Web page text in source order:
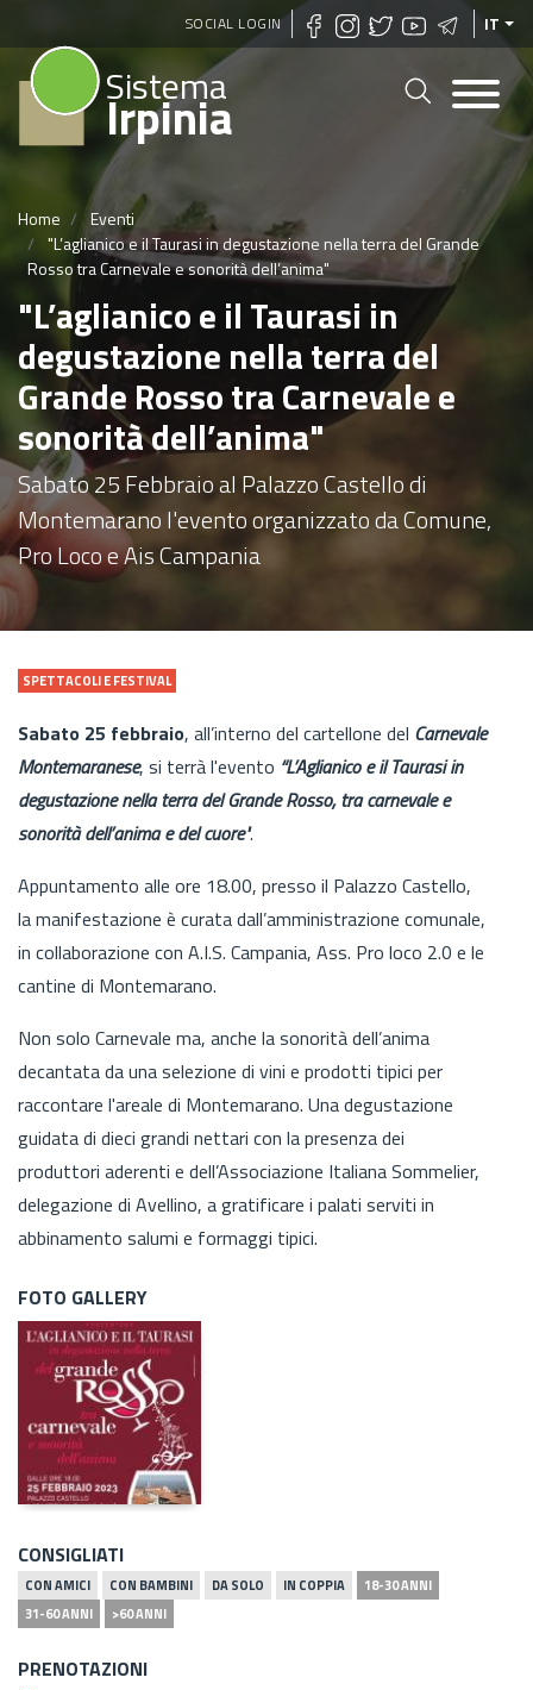
Salta
al
SOCIAL LOGIN IT
Sistema
Irpinia
Home
Eventi
"L’aglianico e il Taurasi in degustazione nella terra del Grande
Rosso tra Carnevale e sonorità dell’anima"
"L’aglianico e il Taurasi in
degustazione nella terra del
Grande Rosso tra Carnevale e
sonorità dell’anima"
Sabato 25 Febbraio al Palazzo Castello di
Montemarano l'evento organizzato da Comune,
Pro Loco e Ais Campania
SPETTACOLI E FESTIVAL
Sabato 25 febbraio, all’interno del cartellone del Carnevale
Montemaranese, si terrà l'evento “L’Aglianico e il Taurasi in
degustazione nella terra del Grande Rosso, tra carnevale e
sonorità dell’anima e del cuore".
Appuntamento alle ore 18.00, presso il Palazzo Castello,
la manifestazione è curata dall’amministrazione comunale,
in collaborazione con A.I.S. Campania, Ass. Pro loco 2.0 e le
cantine di Montemarano.
Non solo Carnevale ma, anche la sonorità dell’anima
decantata da una selezione di vini e prodotti tipici per
raccontare l'areale di Montemarano. Una degustazione
guidata di dieci grandi nettari con la presenza dei
produttori aderenti e dell’Associazione Italiana Sommelier,
delegazione di Avellino, a gratificare i palati serviti in
abbinamento salumi e formaggi tipici.
FOTO GALLERY
CONSIGLIATI
CON AMICI CON BAMBINI DA SOLO IN COPPIA
18-30 ANNI
31-60 ANNI
>60 ANNI
PRENOTAZIONI